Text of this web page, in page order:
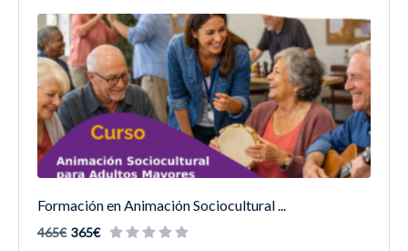
Formación en Animación Sociocultural ...
465€ 365€